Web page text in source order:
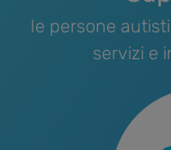
le persone
servizi e